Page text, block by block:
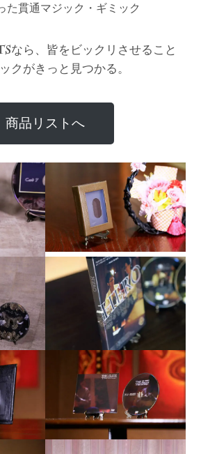
た貫通マジック・ギミック
なら、皆をビックリさせること
クがきっと見つかる。
商品リストへ